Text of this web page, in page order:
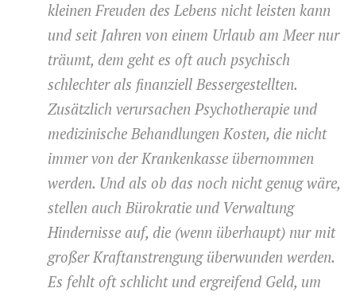
kleinen Freuden des Lebens nicht leisten kann
und seit Jahren von einem Urlaub am Meer nur
träumt, dem geht es oft auch psychisch
schlechter als finanziell Bessergestellten.
Zusätzlich verursachen Psychotherapie und
medizinische Behandlungen Kosten, die nicht
immer von der Krankenkasse übernommen
werden. Und als ob das noch nicht genug wäre,
stellen auch Bürokratie und Verwaltung
Hindernisse auf, die (wenn überhaupt) nur mit
großer Kraftanstrengung überwunden werden.
Es fehlt oft schlicht und ergreifend Geld, um